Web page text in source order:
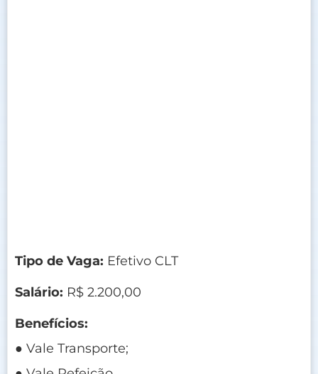
Tipo de Vaga: Efetivo CLT
Salário: R$ 2.200,00
Benefícios:
● Vale Transporte;